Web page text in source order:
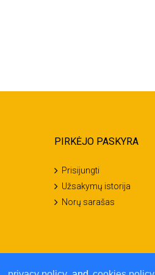
PIRKĖJO PASKYRA
Prisijungti
Užsakymų istorija
Norų sarašas